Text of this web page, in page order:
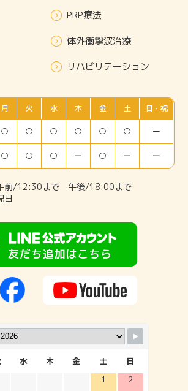
PRP療法
体外衝撃波治療
リハビリテーション
月 火 水 木 金 土 日・祝
○ ○ ○ ○ ○ ○ ー
○ ○ ○ ー ○ ー ー
午前/12:30まで 午後/18:00まで
日
水 木 金 土
日
1
2